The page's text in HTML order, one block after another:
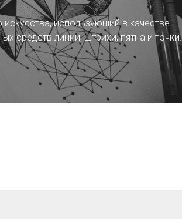
искусства, использующий в качестве
средств линии, штрихи, пятна и точки.